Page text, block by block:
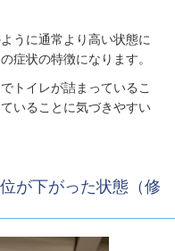
うに通常より高い状態に
症状の特徴になります。
トイレが詰まっているこ
いることに気づきやすい
が下がった状態（修